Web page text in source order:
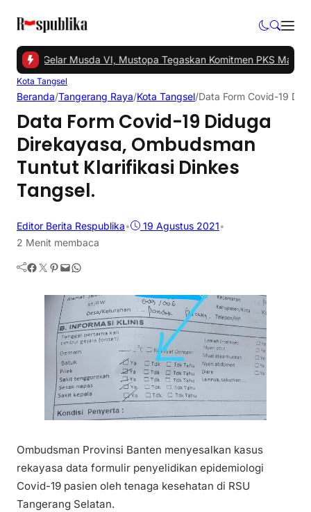
Gelar Musda VI, Mustopa Tegaskan Komitmen PKS Majukan
Kota Tangsel
Beranda/Tangerang Raya/Kota Tangsel/Data Form Covid-19
Data Form Covid-19 Diduga
Direkayasa, Ombudsman
Tuntut Klarifikasi Dinkes
Tangsel.
Editor Berita Respublika• 19 Agustus 2021•
2 Menit membaca
Facebook Twitter Pinterest Mail WhatsApp
Ombudsman Provinsi Banten menyesalkan kasus
rekayasa data formulir penyelidikan epidemiologi
Covid-19 pasien oleh tenaga kesehatan di RSU
Tangerang Selatan.